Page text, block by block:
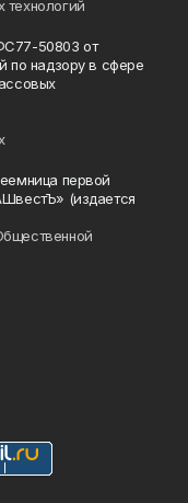
50803 от
по надзору в сфере
первой
(издается